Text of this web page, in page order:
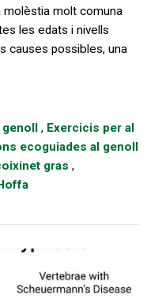
molèstia molt comuna
les edats i nivells
causes possibles, una
genoll , Exercicis per al
ecoguiades al genoll
gras ,